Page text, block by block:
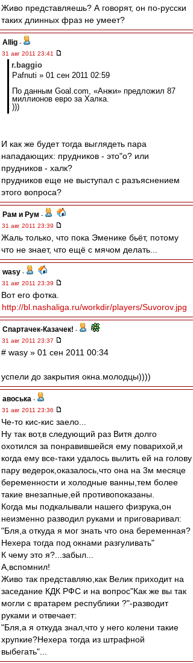
Живо представляешь? А говорят, он по-русски
таких длинных фраз не умеет?
Allig -
31 авг 2011 23:41
r.baggio
Pafnuti » 01 сен 2011 02:59
По данным Goal.com, «Анжи» предложил 87
миллионов евро за Халка.
)))
И как же будет тогда выглядеть пара
нападающих: прудников - это"о? или
прудников - халк?
прудников еще не выступал с разъяснением
этого вопроса?
Рам и Рум -
31 авг 2011 23:39
Жаль только, что пока Эменике бьёт, потому
что не знает, что ещё с мячом делать...
wasy -
31 авг 2011 23:39
Вот его фотка.
http://bl.nashaliga.ru/workdir/players/Suvorov.jpg
Спартачек-Казачек! -
31 авг 2011 23:37
# wasy » 01 сен 2011 00:34
успели до закрытия окна.молодцы))))
авоська -
31 авг 2011 23:36
Че-то кис-кис заело...
Ну так вот,в следующий раз Витя долго
охотился за понравившейся ему поварихой,и
когда ему все-таки удалось вылить ей на голову
пару ведерок,оказалось,что она на 3м месяце
беременности и холодные ванны,тем более
такие внезапные,ей противопоказаны.
Когда мы подкалывали нашего физрука,он
неизменно разводил руками и приговаривал:
"Бля,а откуда я мог знать что она беременная?
Нехера тогда под окнами разгуливать"
К чему это я?...забыл...
А,вспомнил!
Живо так представляю,как Велик приходит на
заседание КДК РФС и на вопрос"Как же вы так
могли с вратарем республики ?"-разводит
руками и отвечает:
"Бля,а я откуда знал,что у него колени такие
хрупкие?Нехера тогда из штрафной
выбегать"...